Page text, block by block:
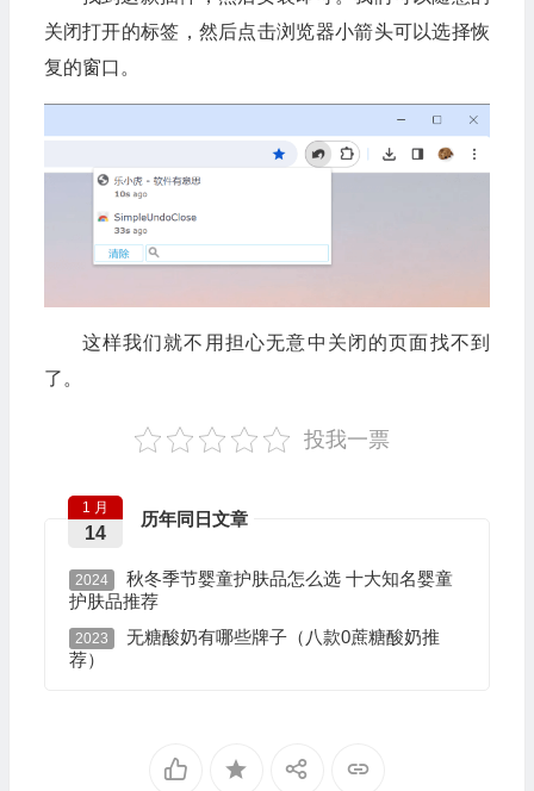
关闭打开的标签，然后点击浏览器小箭头可以选择恢
复的窗口。
这样我们就不用担心无意中关闭的页面找不到
了。
投我一票
历年同日文章
1 月
14
2024
秋冬季节婴童护肤品怎么选 十大知名婴童
护肤品推荐
2023
无糖酸奶有哪些牌子（八款0蔗糖酸奶推
荐）